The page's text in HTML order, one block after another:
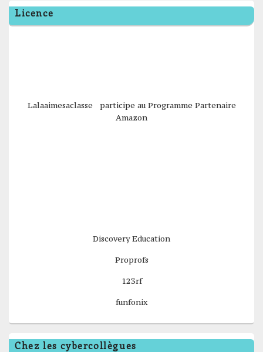
Licence
Lalaaimesaclasse participe au Programme Partenaire
Amazon
Discovery Education
Proprofs
123rf
funfonix
Chez les cybercollègues